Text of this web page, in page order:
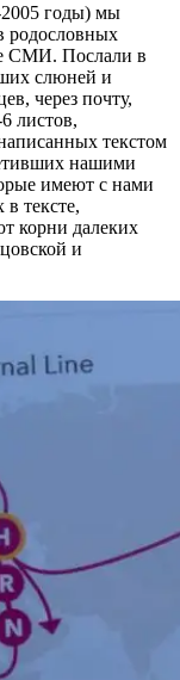
годы) мы
родословных
СМИ. Послали в
слюней и
через почту,
листов,
текстом
нашими
имеют с нами
тексте,
корни далеких
и